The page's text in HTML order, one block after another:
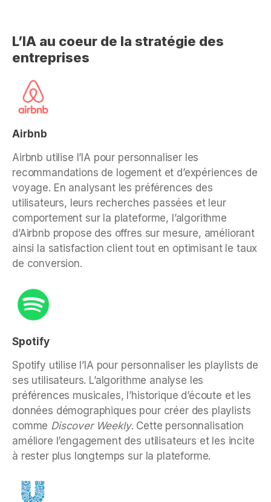
L’IA au coeur de la stratégie des
entreprises
Airbnb
Airbnb utilise l’IA pour personnaliser les
recommandations de logement et d’expériences de
voyage. En analysant les préférences des
utilisateurs, leurs recherches passées et leur
comportement sur la plateforme, l’algorithme
d’Airbnb propose des offres sur mesure, améliorant
ainsi la satisfaction client tout en optimisant le taux
de conversion.
Spotify
Spotify utilise l’IA pour personnaliser les playlists de
ses utilisateurs. L’algorithme analyse les
préférences musicales, l’historique d’écoute et les
données démographiques pour créer des playlists
comme Discover Weekly. Cette personnalisation
améliore l’engagement des utilisateurs et les incite
à rester plus longtemps sur la plateforme.